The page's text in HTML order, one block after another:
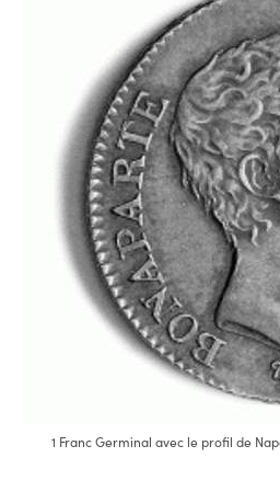
1 Franc Germinal avec le profil de